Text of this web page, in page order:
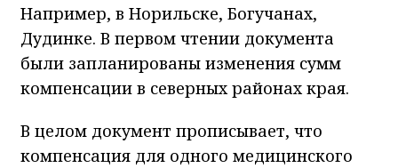
Например, в Норильске, Богучанах,
Дудинке. В первом чтении документа
были запланированы изменения сумм
компенсации в северных районах края.
В целом документ прописывает, что
компенсация для одного медицинского